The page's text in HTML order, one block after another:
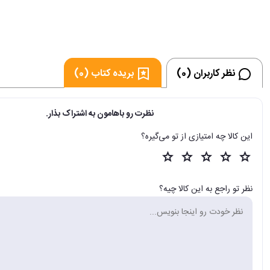
نظر کاربران (0) بریده کتاب (0)
نظرت رو باهامون به اشتراک بذار.
این کالا چه امتیازی از تو می‌گیره؟
نظر تو راجع به این کالا چیه؟